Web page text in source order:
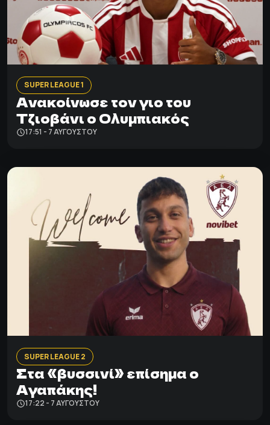
SUPER LEAGUE 1
Ανακοίνωσε τον γιο του
Τζιοβάνι ο Ολυμπιακός
17:51 - 7 ΑΥΓΟΎΣΤΟΥ
SUPER LEAGUE 2
Στα «βυσσινί» επίσημα ο
Αγαπάκης!
17:22 - 7 ΑΥΓΟΎΣΤΟΥ